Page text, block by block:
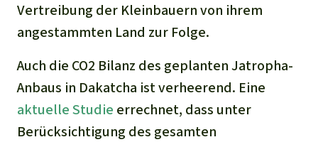
Vertreibung der Kleinbauern von ihrem
angestammten Land zur Folge.
Auch die CO2 Bilanz des geplanten Jatropha-
Anbaus in Dakatcha ist verheerend. Eine
aktuelle Studie errechnet, dass unter
Berücksichtigung des gesamten